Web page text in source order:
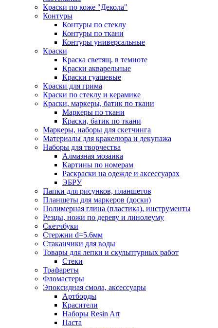
Краски по коже "Декола"
Контуры
Контуры по стеклу
Контуры по ткани
Контуры универсальные
Краски
Краска светящ. в темноте
Краски акварельные
Краски гуашевые
Краски для грима
Краски по стеклу и керамике
Краски, маркеры, батик по ткани
Маркеры по ткани
Краски, батик по ткани
Маркеры, наборы для скетчинга
Материалы для кракелюра и декупажа
Наборы для творчества
Алмазная мозаика
Картины по номерам
Раскраски на одежде и аксессуарах
ЭБРУ
Папки для рисунков, планшетов
Планшеты для маркеров (доски)
Полимерная глина (пластика), инструменты
Резцы, ножи по дереву и линолеуму
Скетчбуки
Стержни d=5.6мм
Стаканчики для воды
Товары для лепки и скульптурных работ
Стеки
Трафареты
Фломастеры
Эпоксидная смола, аксессуары
Артборды
Красители
Наборы Resin Art
Паста